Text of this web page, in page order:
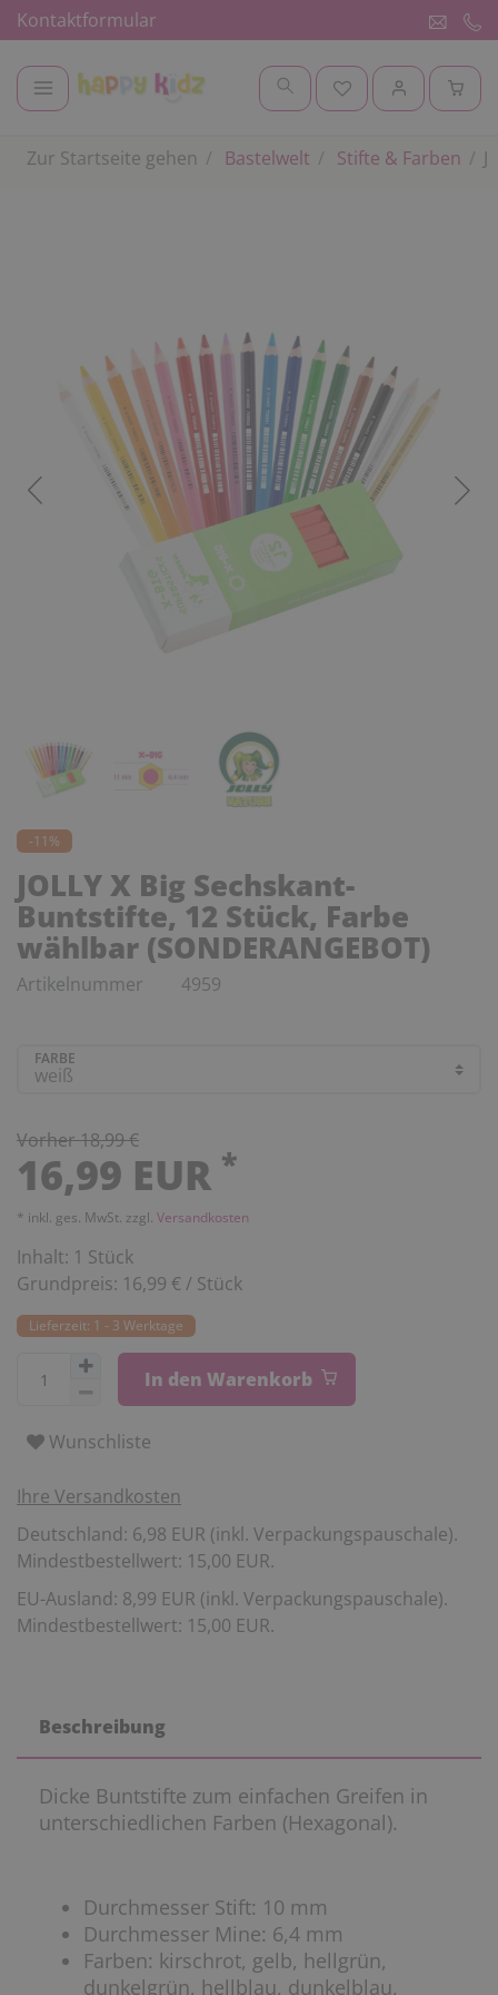
Kontaktformular
Zur Startseite gehen Bastelwelt Stifte & Farben
-11%
JOLLY X Big Sechskant-
Buntstifte, 12 Stück, Farbe
wählbar (SONDERANGEBOT)
Artikelnummer 4959
FARBE
Vorher 18,99 €
16,99 EUR *
* inkl. ges. MwSt. zzgl. Versandkosten
Inhalt: 1 Stück
Grundpreis: 16,99 € / Stück
Lieferzeit: 1 - 3 Werktage
In den Warenkorb
Wunschliste
Ihre Versandkosten
Deutschland: 6,98 EUR (inkl. Verpackungspauschale).
Mindestbestellwert: 15,00 EUR.
EU-Ausland: 8,99 EUR (inkl. Verpackungspauschale).
Mindestbestellwert: 15,00 EUR.
Beschreibung
Dicke Buntstifte zum einfachen Greifen in
unterschiedlichen Farben (Hexagonal).
Durchmesser Stift: 10 mm
Durchmesser Mine: 6,4 mm
Farben: kirschrot, gelb, hellgrün,
dunkelgrün, hellblau, dunkelblau,